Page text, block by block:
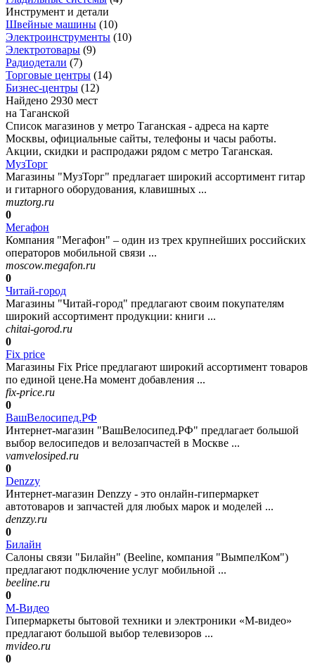
Инструмент и детали
Швейные машины (10)
Электроинструменты (10)
Электротовары (9)
Радиодетали (7)
Торговые центры (14)
Бизнес-центры (12)
Найдено 2930 мест
на Таганской
Список магазинов у метро Таганская - адреса на карте
Москвы, официальные сайты, телефоны и часы работы.
Акции, скидки и распродажи рядом с метро Таганская.
МузТорг
Магазины "МузТорг" предлагает широкий ассортимент гитар
и гитарного оборудования, клавишных ...
muztorg.ru
0
Мегафон
Компания "Мегафон" – один из трех крупнейших российских
операторов мобильной связи ...
moscow.megafon.ru
0
Читай-город
Магазины "Читай-город" предлагают своим покупателям
широкий ассортимент продукции: книги ...
chitai-gorod.ru
0
Fix price
Магазины Fix Price предлагают широкий ассортимент товаров
по единой цене.На момент добавления ...
fix-price.ru
0
ВашВелосипед.РФ
Интернет-магазин "ВашВелосипед.РФ" предлагает большой
выбор велосипедов и велозапчастей в Москве ...
vamvelosiped.ru
0
Denzzy
Интернет-магазин Denzzy - это онлайн-гипермаркет
автотоваров и запчастей для любых марок и моделей ...
denzzy.ru
0
Билайн
Салоны связи "Билайн" (Beeline, компания "ВымпелКом")
предлагают подключение услуг мобильной ...
beeline.ru
0
М-Видео
Гипермаркеты бытовой техники и электроники «М-видео»
предлагают большой выбор телевизоров ...
mvideo.ru
0